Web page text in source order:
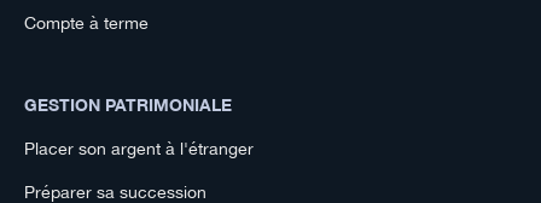
Compte à terme
GESTION PATRIMONIALE
Placer son argent à l'étranger
Préparer sa succession